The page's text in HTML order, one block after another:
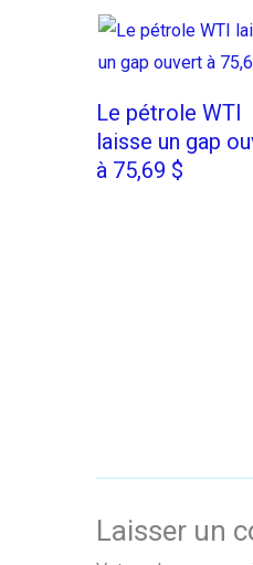
Le pétrole WTI
laisse un gap
à 75,69 $
Laisser un